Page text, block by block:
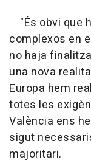
"És obvi que
complexos en
no haja
una nova
Europa hem
totes les
València ens
sigut
majoritari.